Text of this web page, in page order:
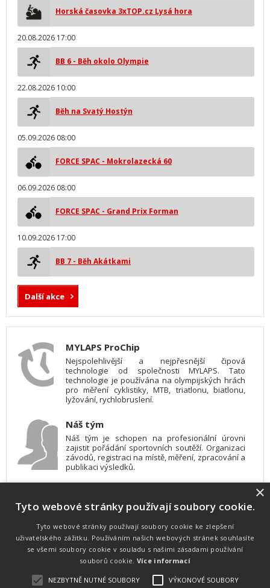
Horská časovka 3xTOP.cz Lysá hora
20.08.2026 17:00
BB 6 - Běh okolo Olympie
22.08.2026 10:00
Běh na Svatý Hostýn
05.09.2026 08:00
FORCE SPAC - Mokrolazecká 60
06.09.2026 08:00
FORCE SPAC - Grand Prix Forman
10.09.2026 17:00
BB 7 - Běh Akátkami
Další akce
MYLAPS ProChip
Nejspolehlivější a nejpřesnější čipová
technologie od společnosti MYLAPS. Tato
technologie je používána na olympijských hrách
pro měření cyklistiky, MTB, triatlonu, biatlonu,
lyžování, rychlobruslení.
Náš tým
Náš tým je schopen na profesionální úrovni
zajistit pořádání sportovních soutěží. Organizaci
závodů, registraci na místě, měření, zpracování a
publikaci výsledků.
Pro měření, zpracování a publikaci výsledků
používáme software vyvinutý na zakázku. Lze
online publikovat výsledky komentátorovi na
obrazovky a s nepatrným zpožděním na
webových stránkách.
×
Tyto webové stránky používají soubory cookie.
Tyto webové stránky používají soubory cookie ke zlepšení
uživatelského zážitku. Používáním našich webových stránek souhlasíte
se všemi soubory cookie v souladu s našimi zásadami používání
souborů cookie. Více informací
NEZBYTNĚ NUTNÉ SOUBORY VÝKONOVÉ SOUBORY